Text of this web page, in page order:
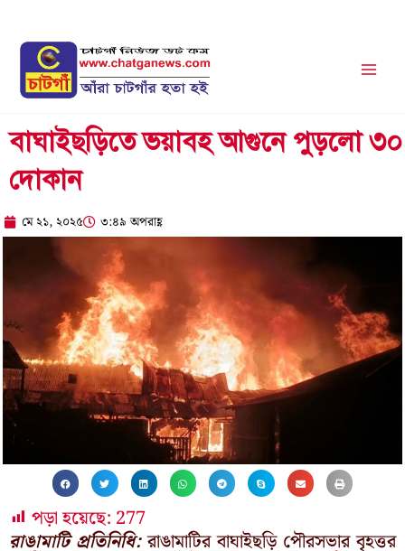
content
বাঘাইছড়িতে ভয়াবহ আগুনে পুড়লো ৩০
দোকান
মে ২১, ২০২৫ ৩:৪৯ অপরাহ্ণ
পড়া হয়েছে: 277
রাঙামাটি প্রতিনিধি:রাঙামাটির বাঘাইছড়ি পৌরসভার বৃহত্তর